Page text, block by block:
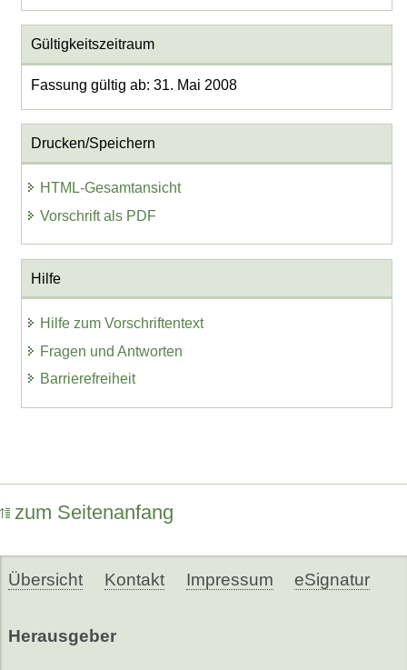
Gültigkeitszeitraum
Fassung gültig ab: 31. Mai 2008
Drucken/Speichern
HTML-Gesamtansicht
Vorschrift als PDF
Hilfe
Hilfe zum Vorschriftentext
Fragen und Antworten
Barrierefreiheit
zum Seitenanfang
Übersicht Kontakt Impressum eSignatur
Herausgeber